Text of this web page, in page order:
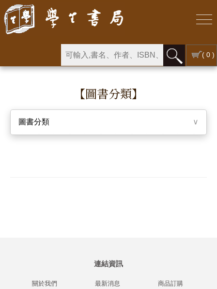
( 0 )
【圖書分類】
圖書分類 ∨
連結資訊
關於我們 最新消息
商品訂購